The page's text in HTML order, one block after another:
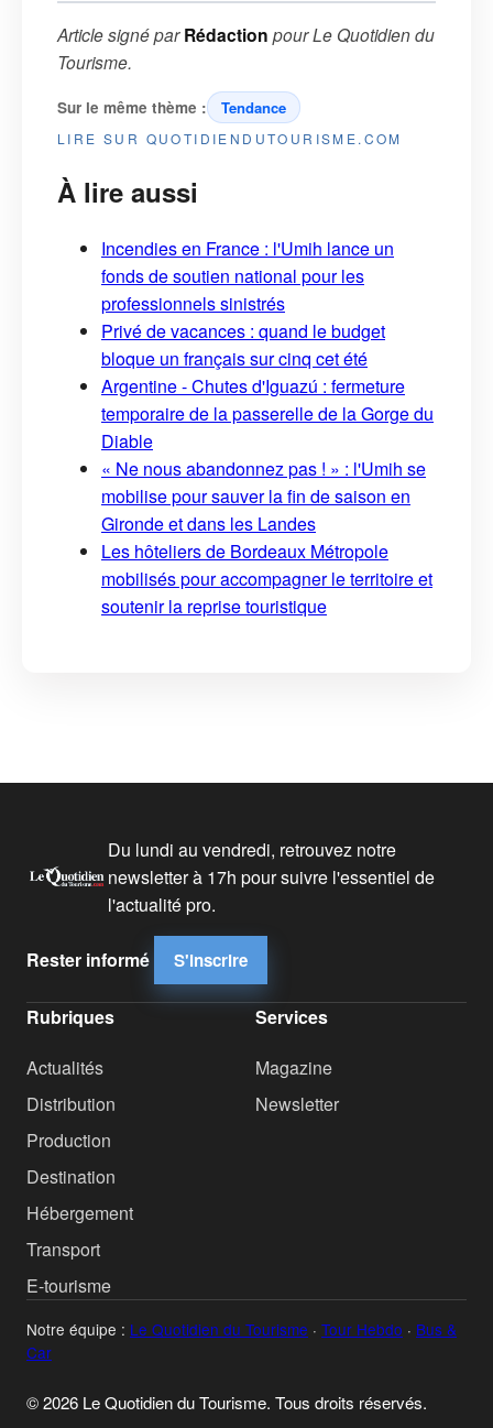
Article signé parRédaction pourLe Quotidien du
Tourisme.
Sur le même thème : Tendance
LIRE SUR QUOTIDIENDUTOURISME.COM
À lire aussi
Incendies en France : l'Umih lance un
fonds de soutien national pour les
professionnels sinistrés
Privé de vacances : quand le budget
bloque un français sur cinq cet été
Argentine - Chutes d'Iguazú : fermeture
temporaire de la passerelle de la Gorge du
Diable
« Ne nous abandonnez pas ! » : l'Umih se
mobilise pour sauver la fin de saison en
Gironde et dans les Landes
Les hôteliers de Bordeaux Métropole
mobilisés pour accompagner le territoire et
soutenir la reprise touristique
Du lundi au vendredi, retrouvez notre
newsletter à 17h pour suivre l'essentiel de
l'actualité pro.
Rester informé S'inscrire
Rubriques
Actualités
Distribution
Production
Destination
Hébergement
Transport
E-tourisme
Services
Magazine
Newsletter
Notre équipe : Le Quotidien du Tourisme · Tour Hebdo · Bus &
Car
© 2026 Le Quotidien du Tourisme. Tous droits réservés.